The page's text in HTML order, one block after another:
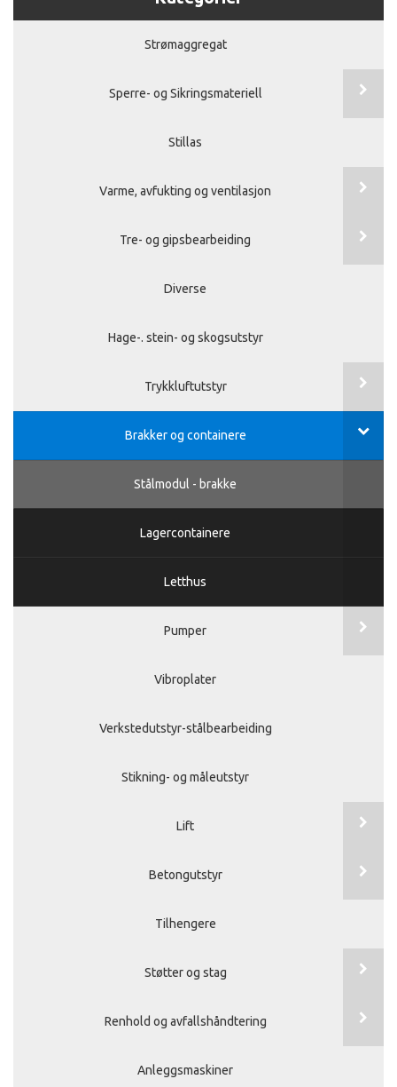
Strømaggregat
Sperre- og Sikringsmateriell
Stillas
Varme, avfukting og ventilasjon
Tre- og gipsbearbeiding
Diverse
Hage-. stein- og skogsutstyr
Trykkluftutstyr
Brakker og containere
Stålmodul - brakke
Lagercontainere
Letthus
Pumper
Vibroplater
Verkstedutstyr-stålbearbeiding
Stikning- og måleutstyr
Lift
Betongutstyr
Tilhengere
Støtter og stag
Renhold og avfallshåndtering
Anleggsmaskiner